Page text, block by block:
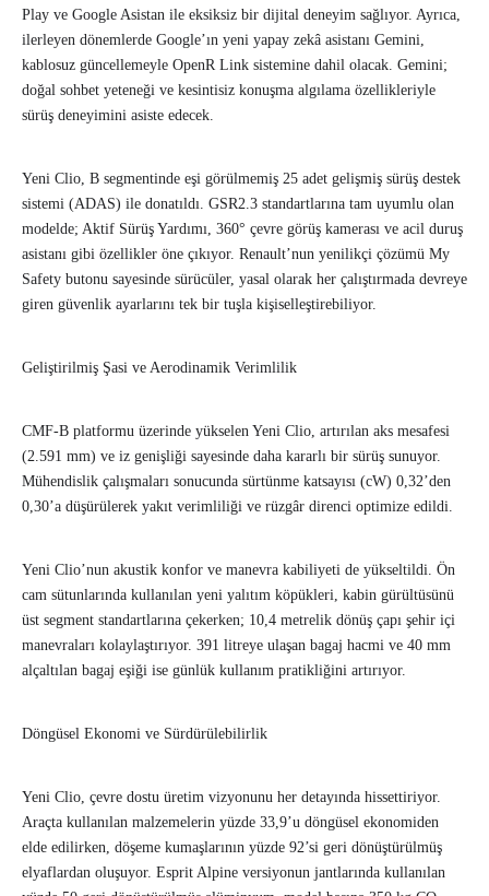
Play ve Google Asistan ile eksiksiz bir dijital deneyim sağlıyor. Ayrıca,
ilerleyen dönemlerde Google’ın yeni yapay zekâ asistanı Gemini,
kablosuz güncellemeyle OpenR Link sistemine dahil olacak. Gemini;
doğal sohbet yeteneği ve kesintisiz konuşma algılama özellikleriyle
sürüş deneyimini asiste edecek.
Yeni Clio, B segmentinde eşi görülmemiş 25 adet gelişmiş sürüş destek
sistemi (ADAS) ile donatıldı. GSR2.3 standartlarına tam uyumlu olan
modelde; Aktif Sürüş Yardımı, 360° çevre görüş kamerası ve acil duruş
asistanı gibi özellikler öne çıkıyor. Renault’nun yenilikçi çözümü My
Safety butonu sayesinde sürücüler, yasal olarak her çalıştırmada devreye
giren güvenlik ayarlarını tek bir tuşla kişiselleştirebiliyor.
Geliştirilmiş Şasi ve Aerodinamik Verimlilik
CMF-B platformu üzerinde yükselen Yeni Clio, artırılan aks mesafesi
(2.591 mm) ve iz genişliği sayesinde daha kararlı bir sürüş sunuyor.
Mühendislik çalışmaları sonucunda sürtünme katsayısı (cW) 0,32’den
0,30’a düşürülerek yakıt verimliliği ve rüzgâr direnci optimize edildi.
Yeni Clio’nun akustik konfor ve manevra kabiliyeti de yükseltildi. Ön
cam sütunlarında kullanılan yeni yalıtım köpükleri, kabin gürültüsünü
üst segment standartlarına çekerken; 10,4 metrelik dönüş çapı şehir içi
manevraları kolaylaştırıyor. 391 litreye ulaşan bagaj hacmi ve 40 mm
alçaltılan bagaj eşiği ise günlük kullanım pratikliğini artırıyor.
Döngüsel Ekonomi ve Sürdürülebilirlik
Yeni Clio, çevre dostu üretim vizyonunu her detayında hissettiriyor.
Araçta kullanılan malzemelerin yüzde 33,9’u döngüsel ekonomiden
elde edilirken, döşeme kumaşlarının yüzde 92’si geri dönüştürülmüş
elyaflardan oluşuyor. Esprit Alpine versiyonun jantlarında kullanılan